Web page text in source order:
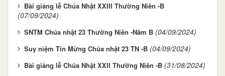
Bài giảng lễ Chúa Nhật XXIII Thường Niên -B
(07/09/2024)
SNTM Chúa nhật 23 Thường Niên -Năm B (04/09/2024)
Suy niệm Tin Mừng Chúa nhật 23 TN -B (04/09/2024)
Bài giảng lễ Chúa Nhật XXII Thường Niên -B (31/08/2024)